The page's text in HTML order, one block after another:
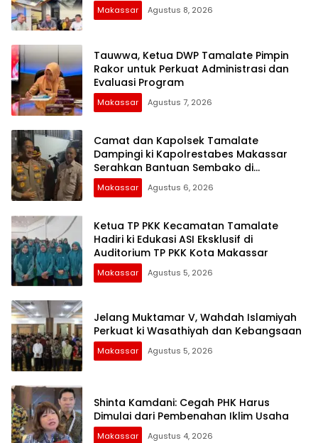
Makassar Agustus 8, 2026
Tauwwa, Ketua DWP Tamalate Pimpin
Rakor untuk Perkuat Administrasi dan
Evaluasi Program
Makassar Agustus 7, 2026
Camat dan Kapolsek Tamalate
Dampingi ki Kapolrestabes Makassar
Serahkan Bantuan Sembako di
Bontoduri
Makassar Agustus 6, 2026
Ketua TP PKK Kecamatan Tamalate
Hadiri ki Edukasi ASI Eksklusif di
Auditorium TP PKK Kota Makassar
Makassar Agustus 5, 2026
Jelang Muktamar V, Wahdah Islamiyah
Perkuat ki Wasathiyah dan Kebangsaan
Makassar Agustus 5, 2026
Shinta Kamdani: Cegah PHK Harus
Dimulai dari Pembenahan Iklim Usaha
Makassar Agustus 4, 2026